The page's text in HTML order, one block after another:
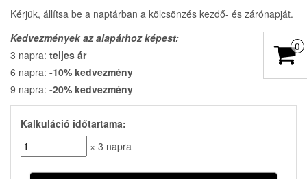
Kérjük, állítsa be a naptárban a kölcsönzés kezdő- és zárónapját.
Kedvezmények az alapárhoz képest:
3 napra: teljes ár
6 napra: -10% kedvezmény
9 napra: -20% kedvezmény
Kalkuláció időtartama:
× 3 napra
0